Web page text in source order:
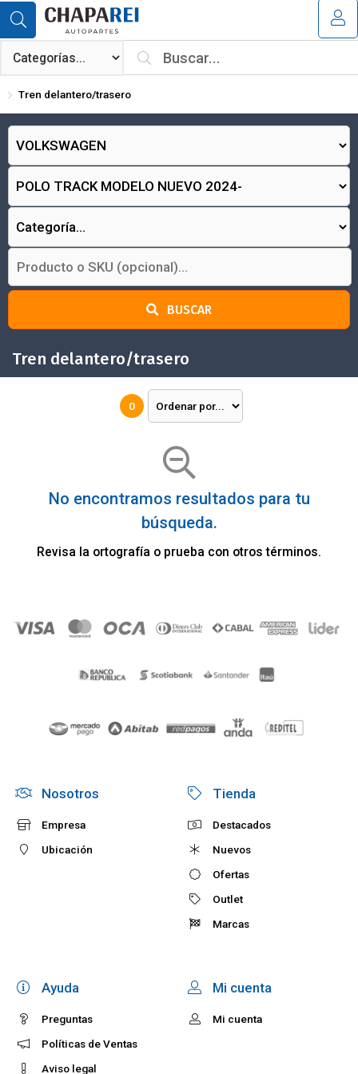
¿Tienes cupón de descuento?
Tren delantero/trasero
BUSCAR
Tren delantero/trasero
0
No encontramos resultados para tu
búsqueda.
Revisa la ortografía o prueba con otros términos.
Nosotros
Empresa
Ubicación
Tienda
Destacados
Nuevos
Ofertas
Outlet
Marcas
Ayuda
Preguntas
Políticas de Ventas
Aviso legal
Mi cuenta
Mi cuenta